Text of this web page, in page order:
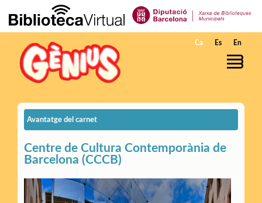
Salta al contingut principal
Ca Es En
Avantatge del carnet
Centre de Cultura Contemporània de
Barcelona (CCCB)